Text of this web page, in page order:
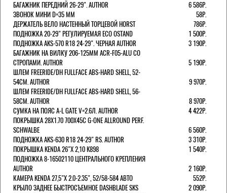
БАГАЖНИК ПЕРЕДНИЙ 26-29". AUTHOR
6 586Р.
ЗВОНОК МИНИ D=35 ММ
58Р.
ДЕРЖАТЕЛЬ ВЕЛО НАСТЕННЫЙ ТОРЦЕВОЙ HORST
786Р.
ПОДНОЖКА 20-29" РЕГУЛИРУЕМАЯ ECO OSTAND
1 500Р.
ПОДНОЖКА AKS-570 R18 24-29". ЧЕРНАЯ AUTHOR
3 190Р.
БАГАЖНИК НА ВИЛКУ 206-125ММ ACR-F05-ALU СО
СТРОПАМИ. AUTHOR
5 190Р.
ШЛЕМ FREERIDE/DH FULLFACE ABS-HARD SHELL, 52-
54СМ. AUTHOR
9 970Р.
ШЛЕМ FREERIDE/DH FULLFACE ABS-HARD SHELL, 56-
58СМ. AUTHOR
8 970Р.
СУМКА НА ПОЯС A-L GATE V=2.6Л. AUTHOR
4 422Р.
ПОКРЫШКА 28X1.70 700X45C G-ONE ALLROUND PERF.
SCHWALBE
6 560Р.
ПОДНОЖКА AKS-630 R18 24-29" RS. AUTHOR
3 310Р.
ПОКРЫШКА KENDA 26"Х 2,10 K898
1 540Р.
ПОДНОЖКА 8-16502110 ЦЕНТРАЛЬНОГО КРЕПЛЕНИЯ
AUTHOR
2 160Р.
КАМЕРА KENDA 27,5"Х 2.0-2.35", 52/58-584 АВТО
552Р.
КРЫЛО ЗАДНЕЕ БЫСТРОСЪЕМНОЕ DASHBLADE SKS
2 090Р.